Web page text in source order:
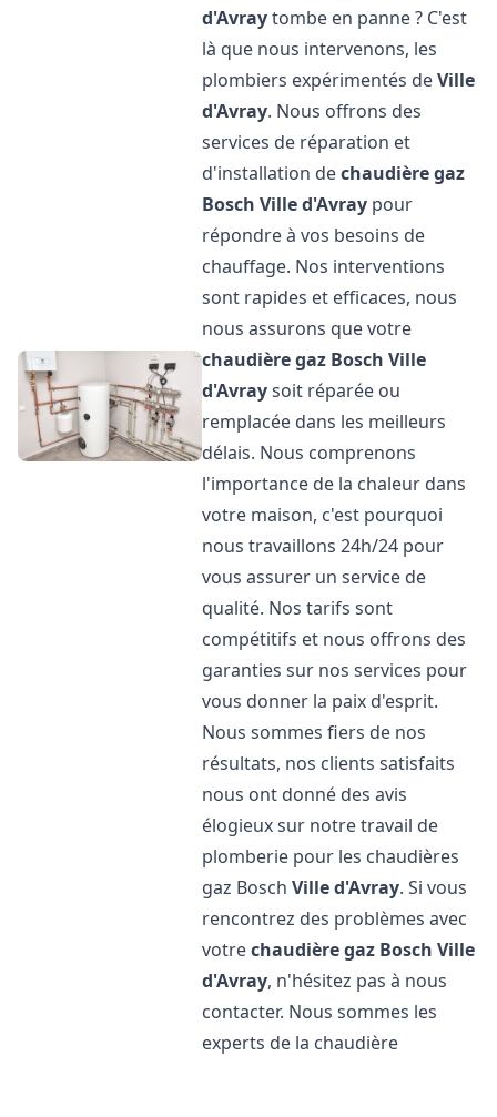
d'Avraytombe en panne ? C'est
là que nous intervenons, les
plombiers expérimentés deVille
d'Avray. Nous offrons des
services de réparation et
d'installation dechaudière gaz
Bosch Ville d'Avray pour
répondre à vos besoins de
chauffage. Nos interventions
sont rapides et efficaces, nous
nous assurons que votre
chaudière gaz Bosch Ville
d'Avraysoit réparée ou
remplacée dans les meilleurs
délais. Nous comprenons
l'importance de la chaleur dans
votre maison, c'est pourquoi
nous travaillons 24h/24 pour
vous assurer un service de
qualité. Nos tarifs sont
compétitifs et nous offrons des
garanties sur nos services pour
vous donner la paix d'esprit.
Nous sommes fiers de nos
résultats, nos clients satisfaits
nous ont donné des avis
élogieux sur notre travail de
plomberie pour les chaudières
gaz BoschVille d'Avray. Si vous
rencontrez des problèmes avec
votrechaudière gaz Bosch Ville
d'Avray, n'hésitez pas à nous
contacter. Nous sommes les
experts de la chaudière